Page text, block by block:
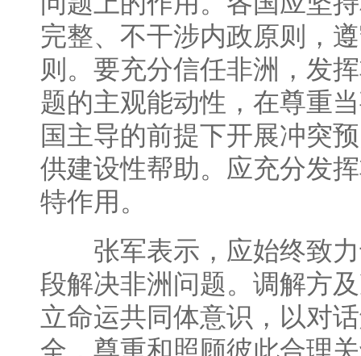
完整、不干涉内政原则，
则。要充分信任非洲，发
题的主观能动性，在尊重
国主导的前提下开展冲突
供建设性帮助。应充分发
特作用。
张军表示，应始终致力
段解决非洲问题。调解方
立命运共同体意识，以对